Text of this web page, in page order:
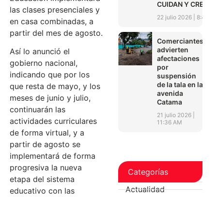
las clases presenciales y
en casa combinadas, a
partir del mes de agosto.
Así lo anunció el
gobierno nacional,
indicando que por los
que resta de mayo, y los
meses de junio y julio,
continuarán las
actividades curriculares
de forma virtual, y a
partir de agosto se
implementará de forma
progresiva la nueva
etapa del sistema
educativo con las
CUIDAN Y CREAN’
22 julio 2026 8:45
Comerciantes
advierten
afectaciones
por
suspensión
de la tala en la
avenida
Catama
21 julio 2026
11:36 AM
Categorías
Actualidad